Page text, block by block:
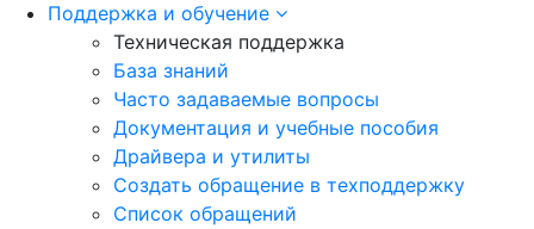
Поддержка и обучение
Техническая поддержка
База знаний
Часто задаваемые вопросы
Документация и учебные пособия
Драйвера и утилиты
Создать обращение в техподдержку
Список обращений